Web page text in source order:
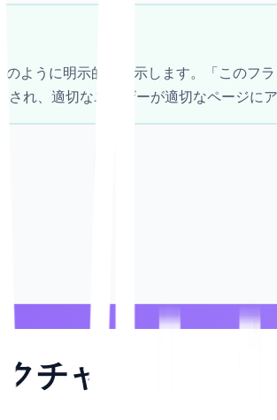
ように明示的に指示します。「この
れ、適切なユーザーが適切なページに
チャ